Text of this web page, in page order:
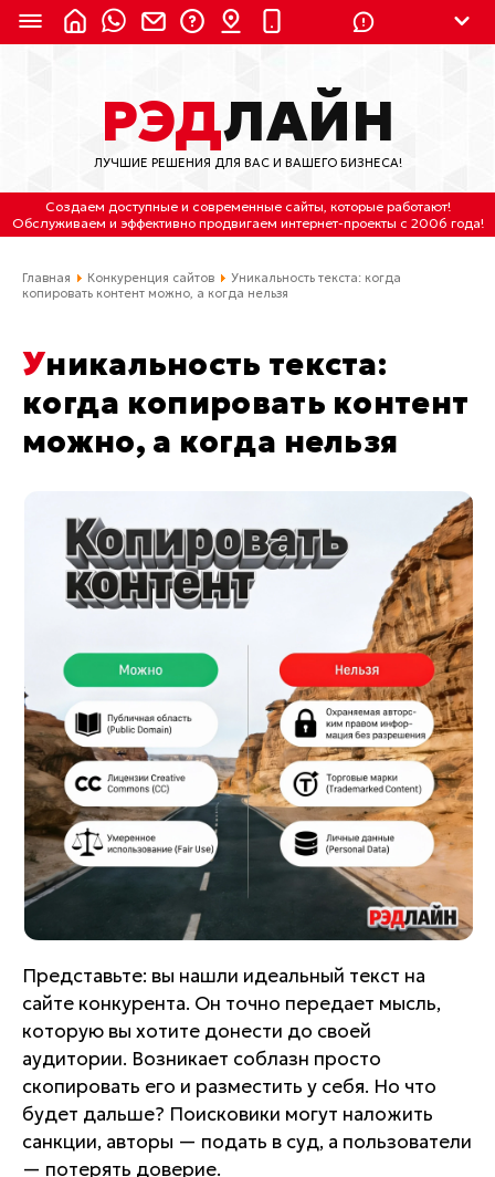
8 (800) 550-9899 (с 2:30 до 11:30 по
Мск)
Бесплатно по России
(4212) 658-653
(4212) 637-673
Отдельный вход \ Левый торец здания
info@lred.ru
РЭДЛАЙН
ЛУЧШИЕ РЕШЕНИЯ ДЛЯ ВАС И ВАШЕГО БИЗНЕСА!
Создаем доступные и современные сайты, которые работают!
Обслуживаем и эффективно продвигаем интернет-проекты с 2006 года!
Главная Конкуренция сайтов
Уникальность текста: когда
копировать контент можно, а когда нельзя
Уникальность текста:
когда копировать контент
можно, а когда нельзя
Представьте: вы нашли идеальный текст на
сайте конкурента. Он точно передает мысль,
которую вы хотите донести до своей
аудитории. Возникает соблазн просто
скопировать его и разместить у себя. Но что
будет дальше? Поисковики могут наложить
санкции, авторы — подать в суд, а пользователи
— потерять доверие.